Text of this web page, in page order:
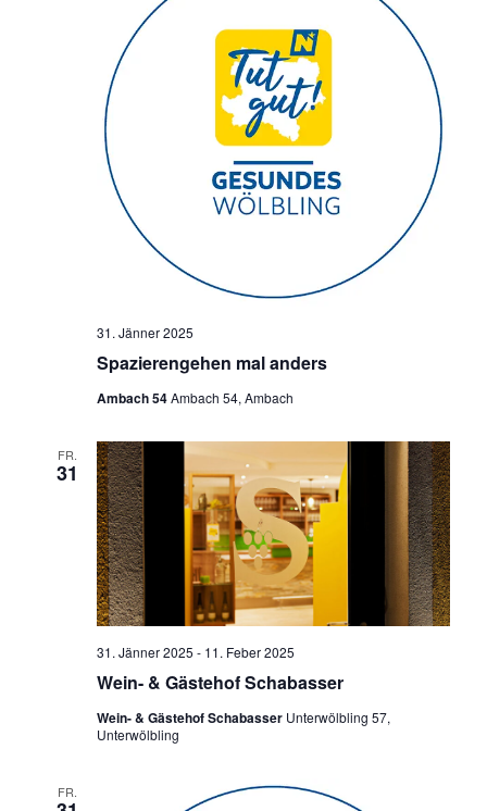
Spazierengehen mal anders
31. Jänner 2025
Ambach 54Ambach 54, Ambach
FR.
31
Wein- & Gästehof Schabasser
31. Jänner 2025 - 11. Feber 2025
Wein- & Gästehof Schabasser Unterwölbling 57,
Unterwölbling
FR.